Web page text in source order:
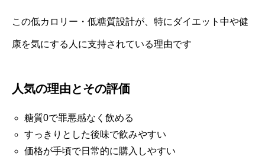
この低カロリー・低糖質設計が、特にダイエット中や健
康を気にする人に支持されている理由です
人気の理由とその評価
糖質0で罪悪感なく飲める
すっきりとした後味で飲みやすい
価格が手頃で日常的に購入しやすい